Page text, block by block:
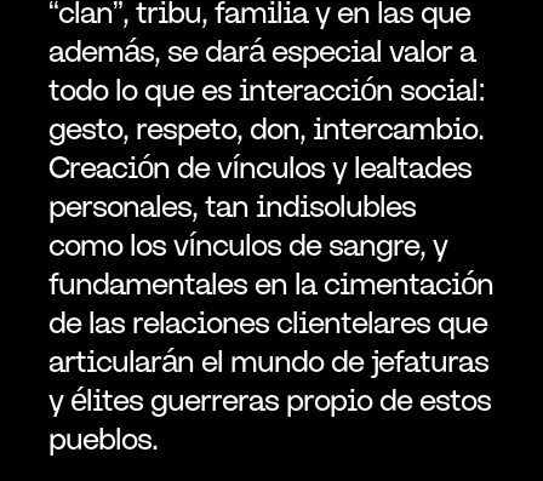
“clan”, tribu, familia y en las que
además, se dará especial valor a
todo lo que es interacción social:
gesto, respeto, don, intercambio.
Creación de vínculos y lealtades
personales, tan indisolubles
como los vínculos de sangre, y
fundamentales en la cimentación
de las relaciones clientelares que
articularán el mundo de jefaturas
y élites guerreras propio de estos
pueblos.